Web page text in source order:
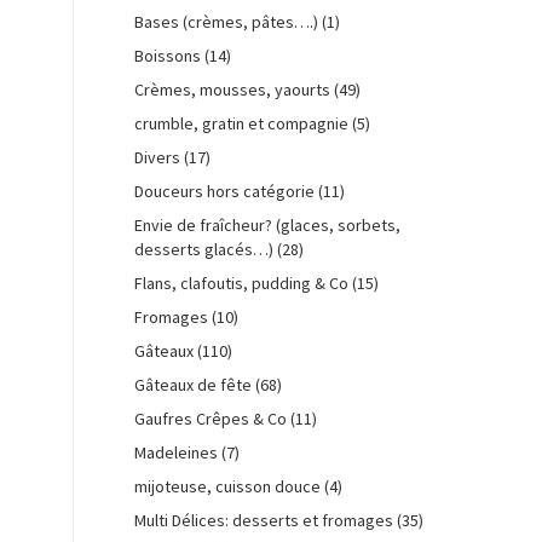
Bases (crèmes, pâtes….) (1)
Boissons (14)
Crèmes, mousses, yaourts (49)
crumble, gratin et compagnie (5)
Divers (17)
Douceurs hors catégorie (11)
Envie de fraîcheur? (glaces, sorbets,
desserts glacés…) (28)
Flans, clafoutis, pudding & Co (15)
Fromages (10)
Gâteaux(110)
Gâteaux de fête (68)
Gaufres Crêpes & Co (11)
Madeleines (7)
mijoteuse, cuisson douce (4)
Multi Délices: desserts et fromages (35)